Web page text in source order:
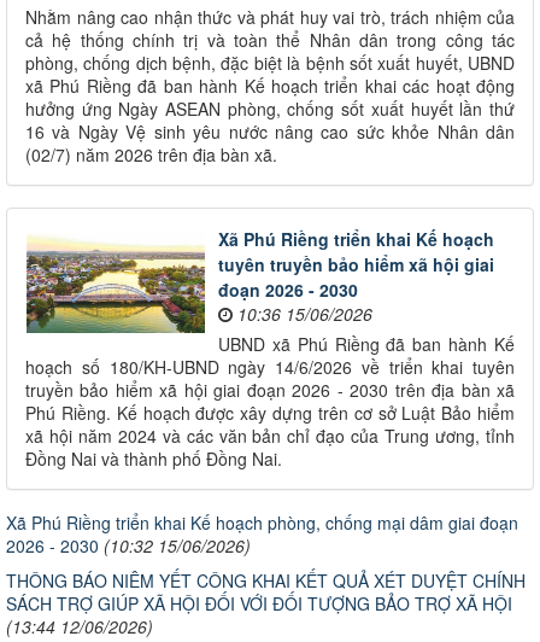
Nhằm nâng cao nhận thức và phát huy vai trò, trách nhiệm của
cả hệ thống chính trị và toàn thể Nhân dân trong công tác
phòng, chống dịch bệnh, đặc biệt là bệnh sốt xuất huyết, UBND
xã Phú Riềng đã ban hành Kế hoạch triển khai các hoạt động
hưởng ứng Ngày ASEAN phòng, chống sốt xuất huyết lần thứ
16 và Ngày Vệ sinh yêu nước nâng cao sức khỏe Nhân dân
(02/7) năm 2026 trên địa bàn xã.
Xã Phú Riềng triển khai Kế hoạch
tuyên truyền bảo hiểm xã hội giai
đoạn 2026 - 2030
10:36 15/06/2026
UBND xã Phú Riềng đã ban hành Kế
hoạch số 180/KH-UBND ngày 14/6/2026 về triển khai tuyên
truyền bảo hiểm xã hội giai đoạn 2026 - 2030 trên địa bàn xã
Phú Riềng. Kế hoạch được xây dựng trên cơ sở Luật Bảo hiểm
xã hội năm 2024 và các văn bản chỉ đạo của Trung ương, tỉnh
Đồng Nai và thành phố Đồng Nai.
Xã Phú Riềng triển khai Kế hoạch phòng, chống mại dâm giai đoạn
2026 - 2030 (10:32 15/06/2026)
THÔNG BÁO NIÊM YẾT CÔNG KHAI KẾT QUẢ XÉT DUYỆT CHÍNH
SÁCH TRỢ GIÚP XÃ HỘI ĐỐI VỚI ĐỐI TƯỢNG BẢO TRỢ XÃ HỘI
(13:44 12/06/2026)